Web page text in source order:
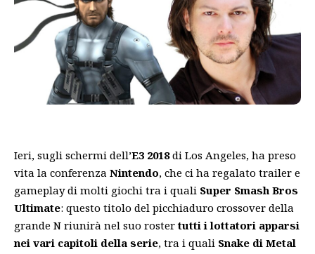
Ieri, sugli schermi dell’E3 2018di Los Angeles, ha preso
vita la conferenza Nintendo, che ci ha regalato trailer e
gameplay di molti giochi tra i quali Super Smash Bros
Ultimate: questo titolo del picchiaduro crossover della
grande N riunirà nel suo rostertutti i lottatori apparsi
nei vari capitoli della serie, tra i quali Snake di Metal